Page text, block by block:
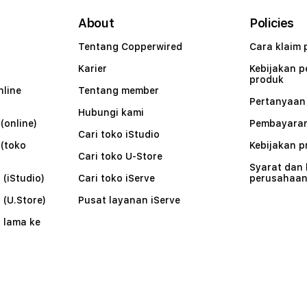
lama ke
About
Tentang Copperwired
Karier
Tentang member
Hubungi kami
Cari toko iStudio
Cari toko U-Store
Cari toko iServe
Pusat layanan iServe
Policies
Cara klaim
Kebijakan
produk
Pertanyaan
Kebijakan
Syarat dan
perusahaan